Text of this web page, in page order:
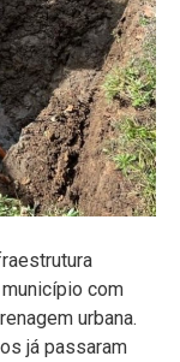
com
urbana.
já passaram